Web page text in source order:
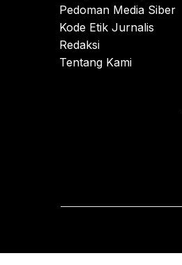
Pedoman Media Siber
Kode Etik Jurnalis
Redaksi
Tentang Kami